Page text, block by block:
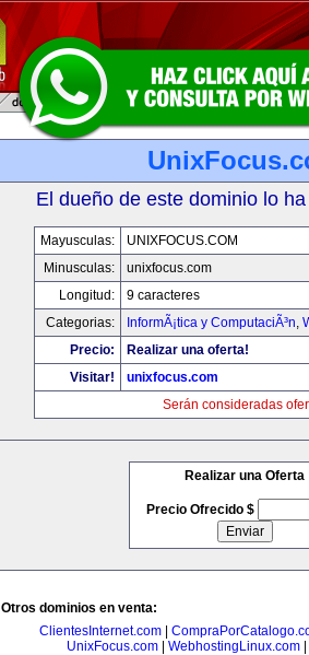
El dueño de este dominio lo
Mayusculas:
UNIXFOCUS.COM
Minusculas:
unixfocus.com
Longitud:
9 caracteres
Categorias:
InformÃ¡tica y ComputaciÃ³n,
Precio:
Realizar una oferta!
Visitar!
unixfocus.com
Serán consideradas
Realizar una Oferta
Precio Ofrecido $
Otros dominios en venta:
ClientesInternet.com
UnixFocus.com| WebhostingLinux.com|